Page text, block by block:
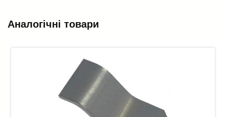
Аналогічні товари